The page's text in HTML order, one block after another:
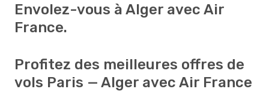
Envolez-vous à Alger avec Air
France.
Profitez des meilleures offres de
vols Paris — Alger avec Air France